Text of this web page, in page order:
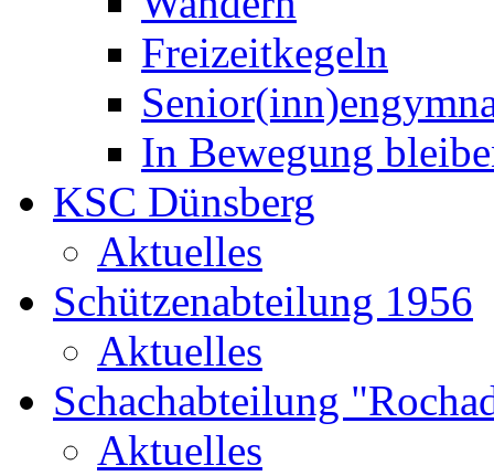
Freizeitkegeln
In Bewegung
KSC Dünsberg
Aktuelles
Schützenabteilung 1956
Aktuelles
Schachabteilung
Aktuelles